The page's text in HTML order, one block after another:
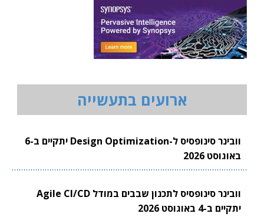
ארועים בתעשייה
וובינר סינופסיס ל-Design Optimization יתקיים ב-6
באוגוסט 2026
וובינר סינופסיס לתכנון שבבים במודל Agile CI/CD
יתקיים ב-4 באוגוסט 2026